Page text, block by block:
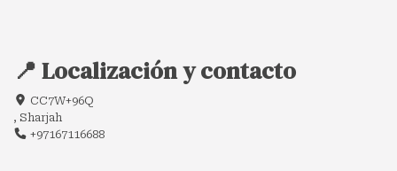
📍 Localización y contacto
CC7W+96Q
, Sharjah
+97167116688